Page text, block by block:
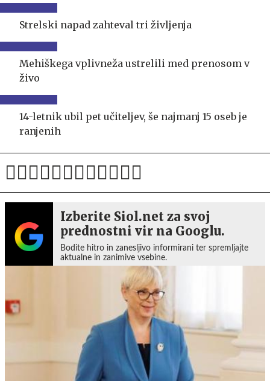
Strelski napad zahteval tri življenja
Mehiškega vplivneža ustrelili med prenosom v
živo
14-letnik ubil pet učiteljev, še najmanj 15 oseb je
ranjenih
Izberite Siol.net za svoj
prednostni vir na Googlu.
Bodite hitro in zanesljivo informirani ter spremljajte
aktualne in zanimive vsebine.